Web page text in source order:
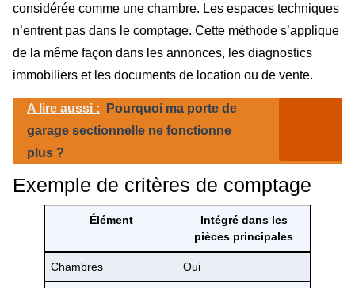
considérée comme une chambre. Les espaces techniques
n’entrent pas dans le comptage. Cette méthode s’applique
de la même façon dans les annonces, les diagnostics
immobiliers et les documents de location ou de vente.
A lire aussi :
Pourquoi ma porte de
garage sectionnelle ne fonctionne
plus ?
Exemple de critères de comptage
Élément
Intégré dans les
pièces principales
Chambres Oui